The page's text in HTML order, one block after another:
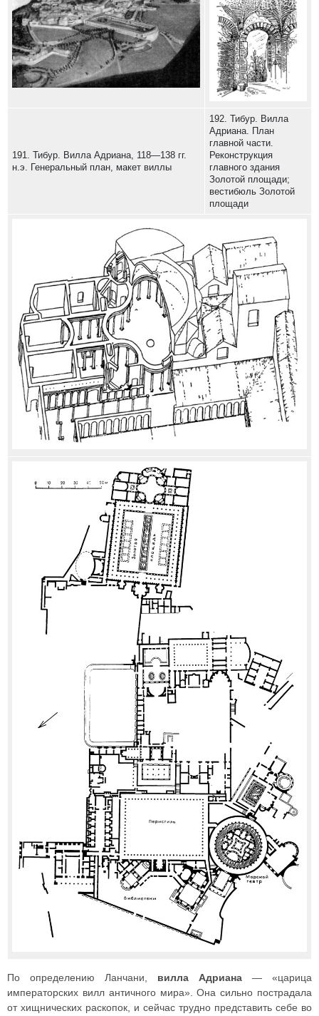
191. Тибур. Вилла Адриана, 118—138 гг.
н.э. Генеральный план, макет виллы
192. Тибур. Вилла
Адриана. План
главной части.
Реконструкция
главного здания
Золотой площади;
вестибюль Золотой
площади
По определению Ланчани, вилла Адриана — «царица
императорских вилл античного мира». Она сильно пострадала
от хищнических раскопок, и сейчас трудно представить себе во